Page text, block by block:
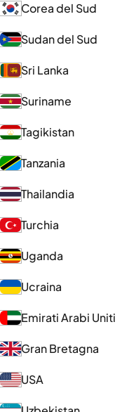
Corea del Sud
Sudan del Sud
Sri Lanka
Suriname
Tagikistan
Tanzania
Thailandia
Turchia
Uganda
Ucraina
Emirati Arabi Uniti
Gran Bretagna
USA